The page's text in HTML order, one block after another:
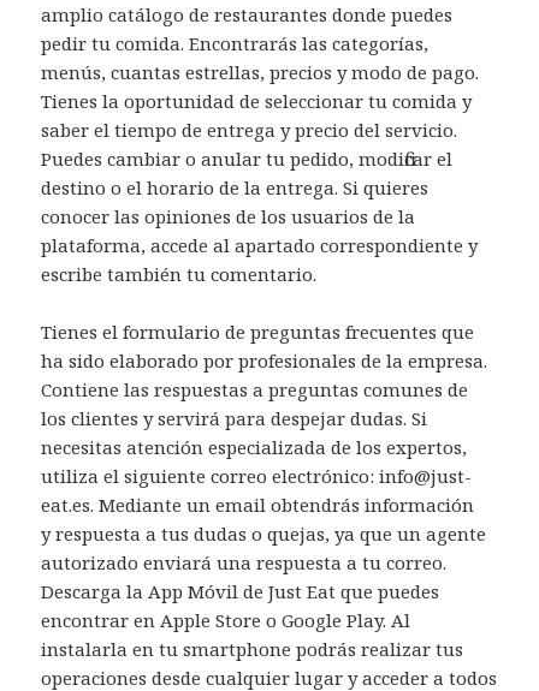
amplio catálogo de restaurantes donde puedes
pedir tu comida. Encontrarás las categorías,
menús, cuantas estrellas, precios y modo de pago.
Tienes la oportunidad de seleccionar tu comida y
saber el tiempo de entrega y precio del servicio.
Puedes cambiar o anular tu pedido, modificar el
destino o el horario de la entrega. Si quieres
conocer las opiniones de los usuarios de la
plataforma, accede al apartado correspondiente y
escribe también tu comentario.
Tienes el formulario de preguntas frecuentes que
ha sido elaborado por profesionales de la empresa.
Contiene las respuestas a preguntas comunes de
los clientes y servirá para despejar dudas. Si
necesitas atención especializada de los expertos,
utiliza el siguiente correo electrónico: info@just-
eat.es. Mediante un email obtendrás información
y respuesta a tus dudas o quejas, ya que un agente
autorizado enviará una respuesta a tu correo.
Descarga la App Móvil de Just Eat que puedes
encontrar en Apple Store o Google Play. Al
instalarla en tu smartphone podrás realizar tus
operaciones desde cualquier lugar y acceder a todos